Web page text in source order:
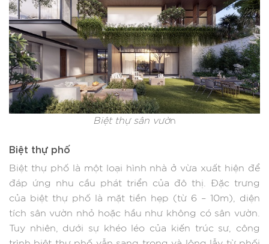
Biệt thự sân vườn
Biệt thự phố
Biệt thự phố là một loại hình nhà ở vừa xuất hiện để
đáp ứng nhu cầu phát triển của đô thị. Đặc trưng
của biệt thự phố là mặt tiền hẹp (từ 6 – 10m), diện
tích sân vườn nhỏ hoặc hầu như không có sân vườn.
Tuy nhiên, dưới sự khéo léo của kiến trúc sư, công